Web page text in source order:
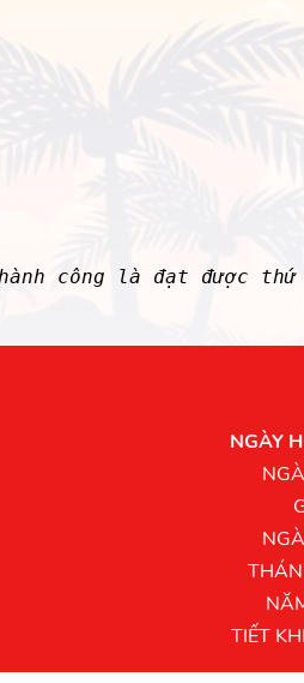
công là đạt được
NGÀY
TIẾT